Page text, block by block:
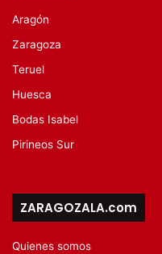
Aragón
Zaragoza
Teruel
Huesca
Bodas Isabel
Pirineos Sur
ZARAGOZALA.com
Quienes somos